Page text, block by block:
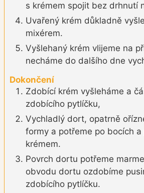
s krémem spojit bez drhnutí
Uvařený krém důkladně
mixérem.
Vyšlehaný krém vlijeme na
necháme do dalšího dne
Dokončení
Zdobící krém vyšleháme a
zdobícího pytlíčku,
Vychladlý dort, opatrně
formy a potřeme po bocích
krémem.
Povrch dortu potřeme
obvodu dortu ozdobíme
zdobícího pytlíčku.